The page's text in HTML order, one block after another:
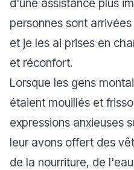
d'une assistance plus
personnes sont
et je les ai prises en
et réconfort.
Lorsque les gens
étaient mouillés et
expressions anxieuses
leur avons offert des
de la nourriture, de